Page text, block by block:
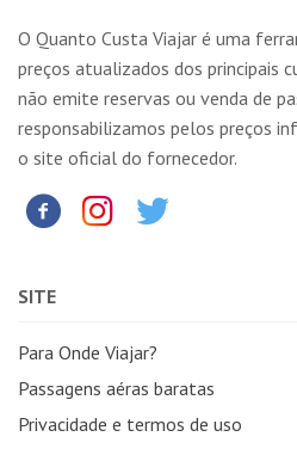
O Quanto Custa Viajar é uma
preços atualizados dos principais
não emite reservas ou venda de
responsabilizamos pelos preços
o site oficial do fornecedor.
SITE
Para Onde Viajar?
Passagens aéras baratas
Privacidade e termos de uso